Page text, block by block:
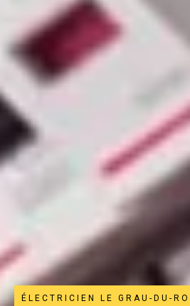
ÉLECTRICIEN LE GRAU-DU-ROI